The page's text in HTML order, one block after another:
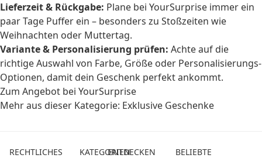
Lieferzeit & Rückgabe: Plane bei YourSurprise immer ein
paar Tage Puffer ein – besonders zu Stoßzeiten wie
Weihnachten oder Muttertag.
Variante & Personalisierung prüfen: Achte auf die
richtige Auswahl von Farbe, Größe oder Personalisierungs-
Optionen, damit dein Geschenk perfekt ankommt.
Zum Angebot bei YourSurprise
Mehr aus dieser Kategorie: Exklusive Geschenke
RECHTLICHES KATEGORIENENTDECKEN
BELIEBTE